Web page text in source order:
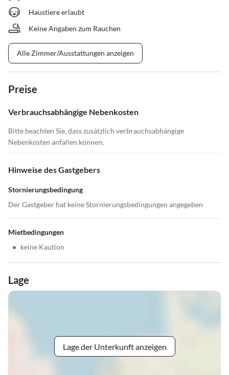
Haustiere erlaubt
Keine Angaben zum Rauchen
Alle Zimmer/Ausstattungen anzeigen
Preise
Verbrauchsabhängige Nebenkosten
Bitte beachten Sie, dass zusätzlich verbrauchsabhängige
Nebenkosten anfallen können.
Hinweise des Gastgebers
Stornierungsbedingung
Der Gastgeber hat keine Stornierungsbedingungen angegeben
Mietbedingungen
• keine Kaution
Lage
Lage der Unterkunft anzeigen